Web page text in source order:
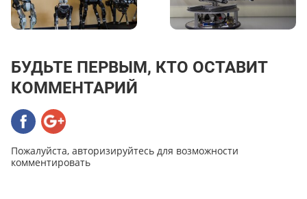
БУДЬТЕ ПЕРВЫМ, КТО ОСТАВИТ
КОММЕНТАРИЙ
Пожалуйста, авторизируйтесь для возможности
комментировать